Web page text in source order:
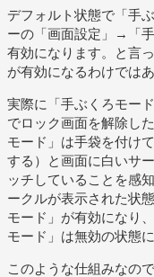
デフォルト状態で「手
ーの「画面設定」→「
有効になります。と言
が有効になるわけではあ
実際に「手ぶくろモー
でロック画面を解除し
モード」は手袋を付け
する）と画面に白いサ
ッチしていることを感
ークルが表示された状
モード」が有効になり
モード」は無効の状態に
このような仕組みなの